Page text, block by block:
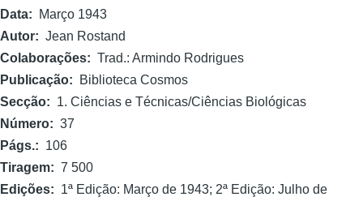
Data
Março 1943
Autor
Jean Rostand
Colaborações
Trad.: Armindo Rodrigues
Publicação
Biblioteca Cosmos
Secção
1. Ciências e Técnicas/Ciências Biológicas
Número
37
Págs.
106
Tiragem
7 500
Edições
1ª Edição: Março de 1943; 2ª Edição: Julho de